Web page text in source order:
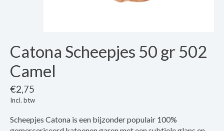
Catona Scheepjes 50 gr 502
Camel
€2,75
Incl. btw
Scheepjes Catona is een bijzonder populair 100%